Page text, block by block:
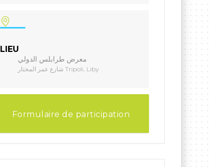
LIEU
معرض طرابلس الدولي
شارع عمر المختار Tripoli, Liby
Formulaire de participation